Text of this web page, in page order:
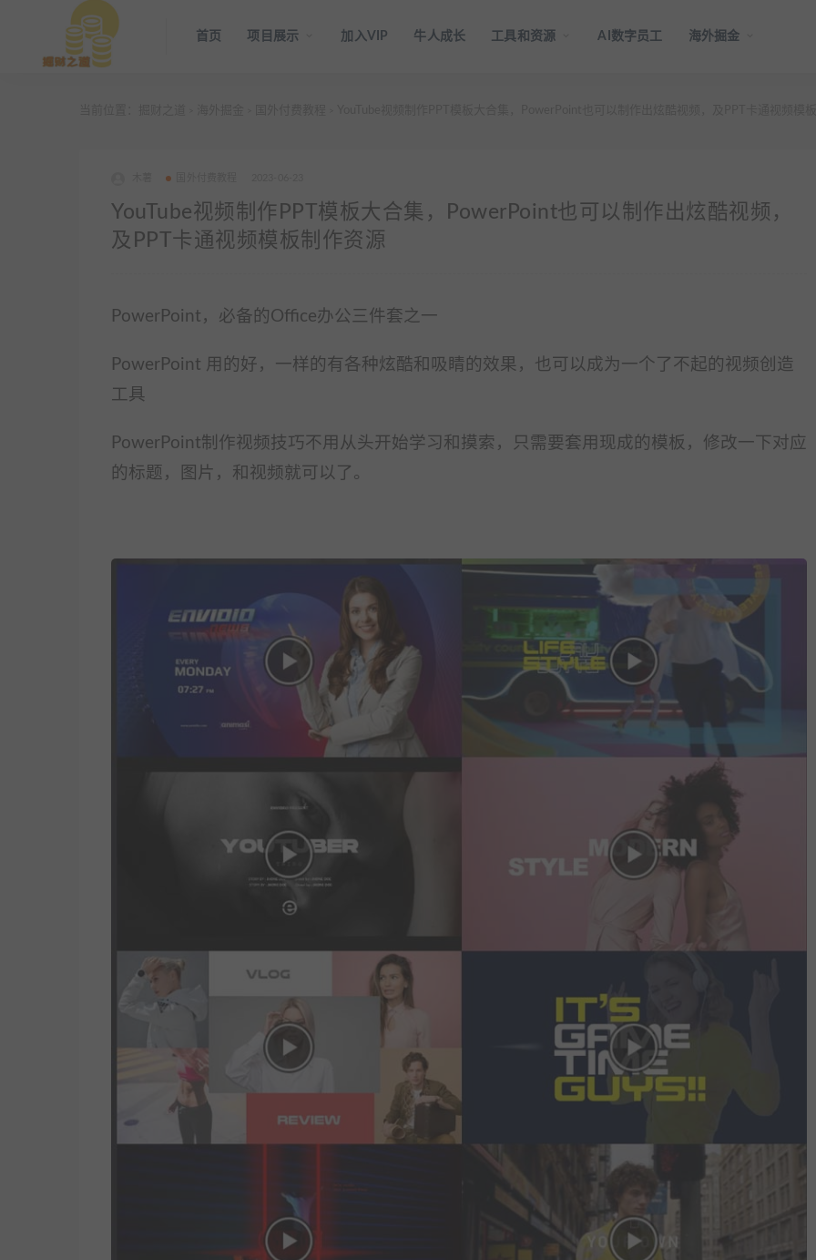
首页 项目展示 加入VIP 牛人成长 工具和资源 AI数字员工 海外掘金
YouTube视频制作PPT模板大合集，PowerPoint也可以制作出炫酷视频，
及PPT卡通视频模板制作资源
PowerPoint，必备的Office办公三件套之一
PowerPoint 用的好，一样的有各种炫酷和吸睛的效果，也可以成为一个了不起的视频创造
工具
PowerPoint制作视频技巧不用从头开始学习和摸索，只需要套用现成的模板，修改一下对应
的标题，图片，和视频就可以了。